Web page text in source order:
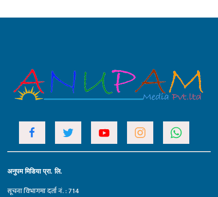
अनुपम मिडिया प्रा. लि.
सूचना विभागमा दर्ता नं. : 714